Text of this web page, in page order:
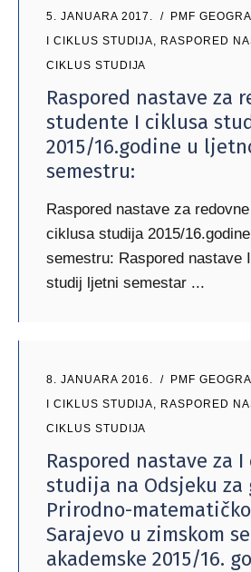
5. JANUARA 2017.
PMF
I CIKLUS STUDIJA, RASPORED
CIKLUS STUDIJA
Raspored nastave za
studente I ciklusa
2015/16.godine u
semestru:
Raspored nastave za
ciklusa studija 2015/
semestru: Raspored nastave
studij ljetni semestar
8. JANUARA 2016.
PMF
I CIKLUS STUDIJA, RASPORED
CIKLUS STUDIJA
Raspored nastave za
studija na Odsjeku za
Prirodno-
Sarajevo u zimskom
akademske 2015/16.